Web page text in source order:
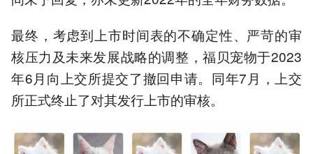
最终，考虑到上市时间表的不确定性、严苛的审
核压力及未来发展战略的调整，福贝宠物于2023
年6月向上交所提交了撤回申请。同年7月，上交
所正式终止了对其发行上市的审核。